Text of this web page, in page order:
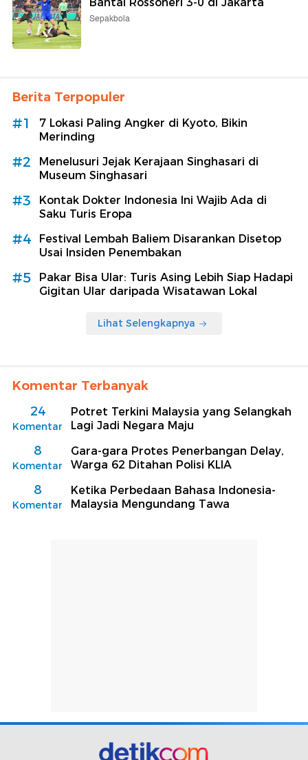
Sepakbola
Berita Terpopuler
#1
7 Lokasi Paling Angker di Kyoto, Bikin
Merinding
#2
Menelusuri Jejak Kerajaan Singhasari di
Museum Singhasari
#3
Kontak Dokter Indonesia Ini Wajib Ada di
Saku Turis Eropa
#4
Festival Lembah Baliem Disarankan Disetop
Usai Insiden Penembakan
#5
Pakar Bisa Ular: Turis Asing Lebih Siap Hadapi
Gigitan Ular daripada Wisatawan Lokal
Lihat Selengkapnya
Komentar Terbanyak
24
Komentar
Potret Terkini Malaysia yang Selangkah
Lagi Jadi Negara Maju
8
Komentar
Gara-gara Protes Penerbangan Delay,
Warga 62 Ditahan Polisi KLIA
8
Komentar
Ketika Perbedaan Bahasa Indonesia-
Malaysia Mengundang Tawa